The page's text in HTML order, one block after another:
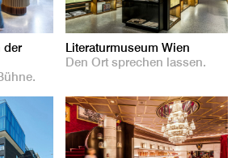
der
Literaturmuseum Wien
Den Ort sprechen lassen.